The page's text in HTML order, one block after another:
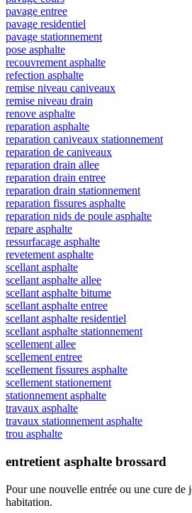
pavage entree
pavage residentiel
pavage stationnement
pose asphalte
recouvrement asphalte
refection asphalte
remise niveau caniveaux
remise niveau drain
renove asphalte
reparation asphalte
reparation caniveaux stationnement
reparation de caniveaux
reparation drain allee
reparation drain entree
reparation drain stationnement
reparation fissures asphalte
reparation nids de poule asphalte
repare asphalte
ressurfacage asphalte
revetement asphalte
scellant asphalte
scellant asphalte allee
scellant asphalte bitume
scellant asphalte entree
scellant asphalte residentiel
scellant asphalte stationnement
scellement allee
scellement entree
scellement fissures asphalte
scellement stationement
stationnement asphalte
travaux asphalte
travaux stationnement asphalte
trou asphalte
entretient asphalte brossard
Pour une nouvelle entrée ou une cure de
habitation.